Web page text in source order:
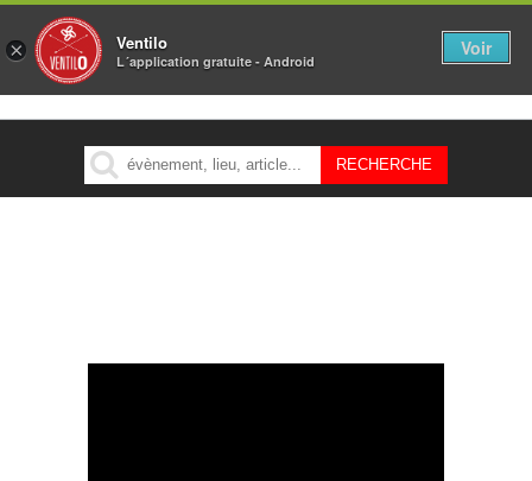
MENU
× Ventilo
L´application gratuite - Android
Voir